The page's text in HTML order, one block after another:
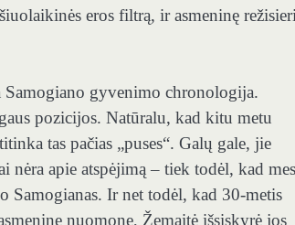
eros filtrą, ir asmeninę
gyvenimo chronologija.
pozicijos. Natūralu, kad kitu metu
tas pačias „puses“. Galų gale, jie
nėra apie atspėjimą – tiek todėl, kad mes
Samogianas. Ir net todėl, kad 30-metis
nuomone, Žemaitė išsiskyrė jos